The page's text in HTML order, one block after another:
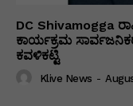
DC Shivamogga
ಕಾರ್ಯಕ್ರಮ
ಕವಳಿಕಟ್ಟಿ
Klive News -